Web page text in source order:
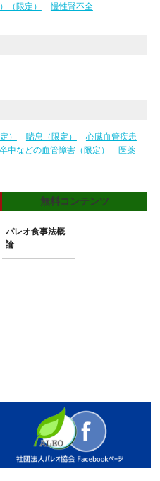
（限定） 慢性腎不全
） 喘息（限定）
心臓血管疾患
中などの血管障害（限定）
医薬
無料コンテンツ
パレオ食事法概
論